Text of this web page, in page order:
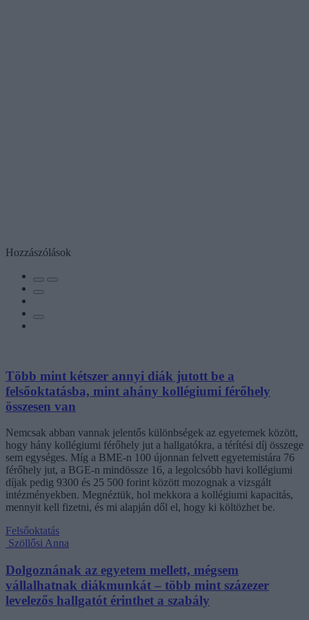
Hozzászólások
Több mint kétszer annyi diák jutott be a
felsőoktatásba, mint ahány kollégiumi férőhely
összesen van
Nemcsak abban vannak jelentős különbségek az egyetemek között,
hogy hány kollégiumi férőhely jut a hallgatókra, a térítési díj összege
sem egységes. Míg a BME-n 100 újonnan felvett egyetemistára 76
férőhely jut, a BGE-n mindössze 16, a legolcsóbb havi kollégiumi
díjak pedig 9300 és 25 500 forint között mozognak a vizsgált
intézményekben. Megnéztük, hol mekkora a kollégiumi kapacitás,
mennyit kell fizetni, és mi alapján dől el, hogy ki költözhet be.
Felsőoktatás
Szöllősi Anna
Dolgoznának az egyetem mellett, mégsem
vállalhatnak diákmunkát – több mint százezer
levelezős hallgatót érinthet a szabály